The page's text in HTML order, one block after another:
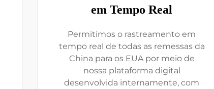
em Tempo Real
Permitimos o rastreamento em
tempo real de todas as remessas da
China para os EUA por meio de
nossa plataforma digital
desenvolvida internamente, com